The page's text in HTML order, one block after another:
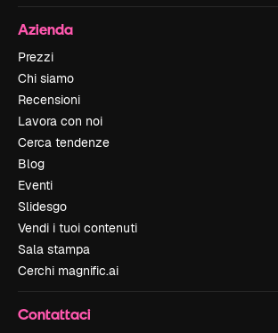
Azienda
Prezzi
Chi siamo
Recensioni
Lavora con noi
Cerca tendenze
Blog
Eventi
Slidesgo
Vendi i tuoi contenuti
Sala stampa
Cerchi magnific.ai
Contattaci